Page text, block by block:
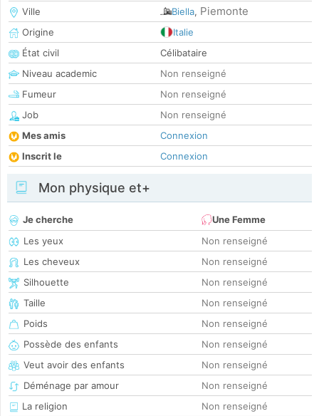
Ville
Biella, Piemonte
Origine
Italie
État civil
Célibataire
Niveau academic
Non renseigné
Fumeur
Non renseigné
Job
Non renseigné
Mes amis
Connexion
Inscrit le
Connexion
Mon physique et+
Je cherche
Une Femme
Les yeux
Non renseigné
Les cheveux
Non renseigné
Silhouette
Non renseigné
Taille
Non renseigné
Poids
Non renseigné
Possède des enfants
Non renseigné
Veut avoir des enfants
Non renseigné
Déménage par amour
Non renseigné
La religion
Non renseigné